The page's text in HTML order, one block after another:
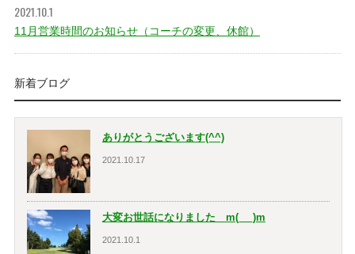
2021.10.1
11月営業時間のお知らせ（コーチの変更、休館）
新着ブログ
ありがとうございます(^^)
2021.10.17
大変お世話になりました m(_ _)m
2021.10.1